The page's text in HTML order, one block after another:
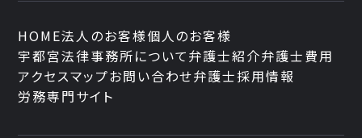
HOME法人のお客様個人のお客様
宇都宮法律事務所について弁護士紹介弁護士費用
アクセスマップお問い合わせ弁護士採用情報
労務専門サイト